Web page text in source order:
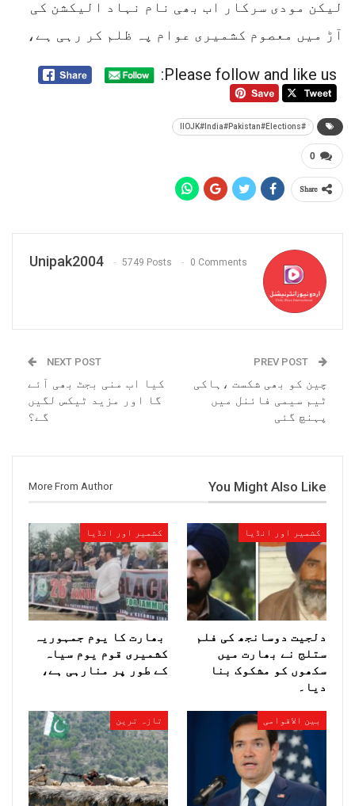
لیکن مودی سرکار اب بھی نام نہاد الیکشن کی
آڑ میں معصوم کشمیری عوام پہ ظلم کر رہی ہے،
Please follow and like us:
#IIOJK#India#Pakistan#Elections
0
Share
Unipak2004 5749 Posts 0 Comments
چین کو بھی شکست ،ہاکی
ٹیم سیمی فائنل میں
پہنچ گئی
NEXT POST
کیا اب منی بجٹ بھی آئے
گا اور مزید ٹیکس لگیں
گے؟
You Might Also Like
More From Author
کشمیر اور انڈیا
دلجیت دوسانجھ کی فلم
ستلج نے بھارت میں
سکھوں کو مشکوک بنا
دیا۔
کشمیر اور انڈیا
بھارت کا یوم جمہوریہ
کشمیری قوم یوم سیاہ
کے طور پر منارہی ہے،
بین الاقوامی تازہ ترین